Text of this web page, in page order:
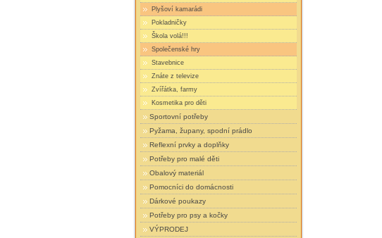
Plyšoví kamarádi
Pokladničky
Škola volá!!!
Společenské hry
Stavebnice
Znáte z televize
Zvířátka, farmy
Kosmetika pro děti
Sportovní potřeby
Pyžama, župany, spodní prádlo
Reflexní prvky a doplňky
Potřeby pro malé děti
Obalový materiál
Pomocníci do domácnosti
Dárkové poukazy
Potřeby pro psy a kočky
VÝPRODEJ